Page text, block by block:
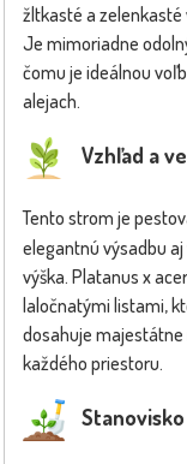
žltkasté a
Je mimoriadne
čomu je ideálnou
alejach.
Vzhľad a
Tento strom je
elegantnú výsadbu
výška. Platanus x
laločnatými listami,
dosahuje
každého priestoru.